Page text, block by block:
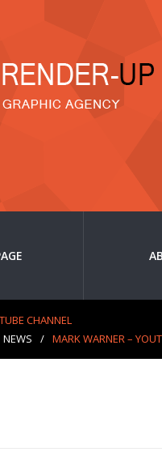
CHANNEL
NEWS / MARK WARNER –